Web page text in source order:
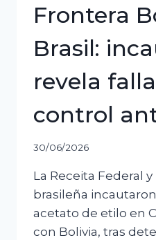
Frontera
Brasil:
revela
control
30/06/2026
La Receita Federal y
brasileña
acetato de etilo en
con Bolivia, tras